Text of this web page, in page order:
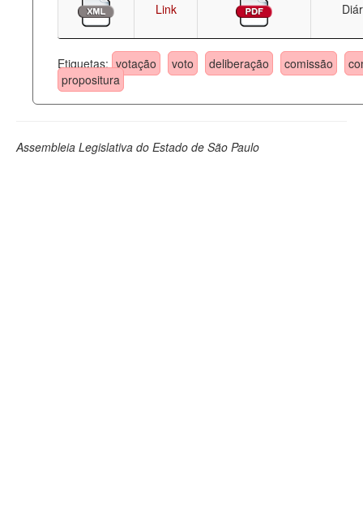
Link
Etiquetas: votação voto deliberação comissão
propositura
Assembleia Legislativa do Estado de São Paulo